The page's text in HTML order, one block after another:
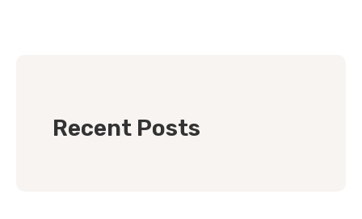
Recent Posts